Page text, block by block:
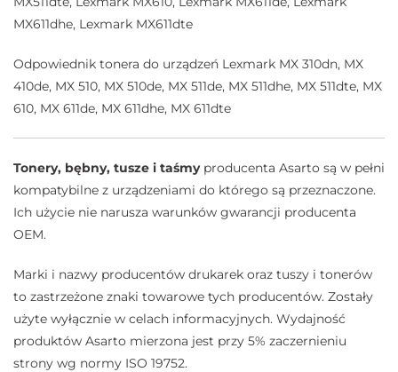
MX611dhe, Lexmark MX611dte
Odpowiednik tonera do urządzeń Lexmark MX 310dn, MX
410de, MX 510, MX 510de, MX 511de, MX 511dhe, MX 511dte, MX
610, MX 611de, MX 611dhe, MX 611dte
Tonery, bębny, tusze i taśmyproducenta Asarto są w pełni
kompatybilne z urządzeniami do którego są przeznaczone.
Ich użycie nie narusza warunków gwarancji producenta
OEM.
Marki i nazwy producentów drukarek oraz tuszy i tonerów
to zastrzeżone znaki towarowe tych producentów. Zostały
użyte wyłącznie w celach informacyjnych. Wydajność
produktów Asarto mierzona jest przy 5% zaczernieniu
strony wg normy ISO 19752.